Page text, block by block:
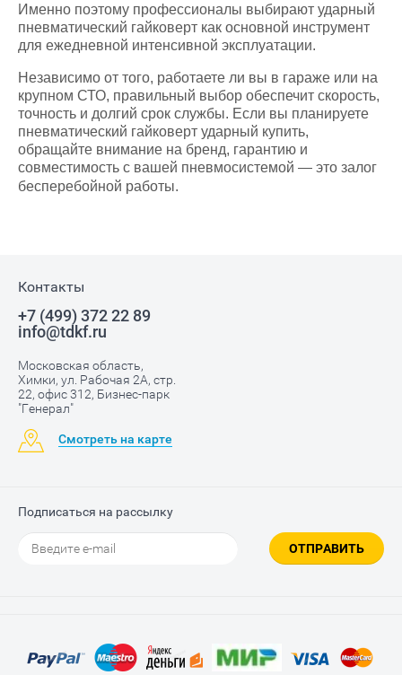
Именно поэтому профессионалы выбирают ударный
пневматический гайковерт как основной инструмент
для ежедневной интенсивной эксплуатации.
Независимо от того, работаете ли вы в гараже или на
крупном СТО, правильный выбор обеспечит скорость,
точность и долгий срок службы. Если вы планируете
пневматический гайковерт ударный купить,
обращайте внимание на бренд, гарантию и
совместимость с вашей пневмосистемой — это залог
бесперебойной работы.
Контакты
+7 (499) 372 22 89
info@tdkf.ru
Московская область,
Химки, ул. Рабочая 2А, стр.
22, офис 312, Бизнес-парк
"Генерал"
Смотреть на карте
Подписаться на рассылку
ОТПРАВИТЬ